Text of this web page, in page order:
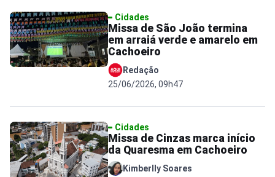
Cidades
Missa de São João termina
em arraiá verde e amarelo em
Cachoeiro
Redação
25/06/2026, 09h47
Cidades
Missa de Cinzas marca início
da Quaresma em Cachoeiro
Kimberlly Soares